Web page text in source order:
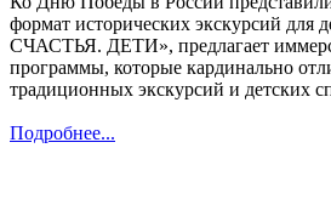
формат исторических экскурсий
СЧАСТЬЯ. ДЕТИ», предлагает
программы, которые кардинально
традиционных экскурсий и детских
Подробнее...